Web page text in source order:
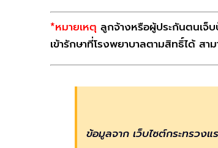
*หมายเหตุ ลูกจ้างหรือผู้ประกันตนเจ็
เข้ารักษาที่โรงพยาบาลตามสิทธิ์ได้ สา
ข้อมูลจาก เว็บไซต์กระทรวง